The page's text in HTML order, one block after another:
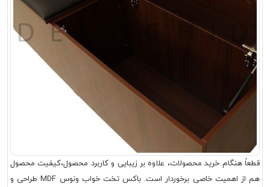
قطعاً هنگام خرید محصولات، علاوه بر زیبایی و کاربرد محصول،کیفیت محصول
هم از اهمیت خاصی برخوردار است. باکس تخت خواب ونوس MDF طراحی و